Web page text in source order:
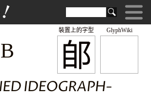
GlyphWiki
郋
裝置上的字型
IDEOGRAPH-